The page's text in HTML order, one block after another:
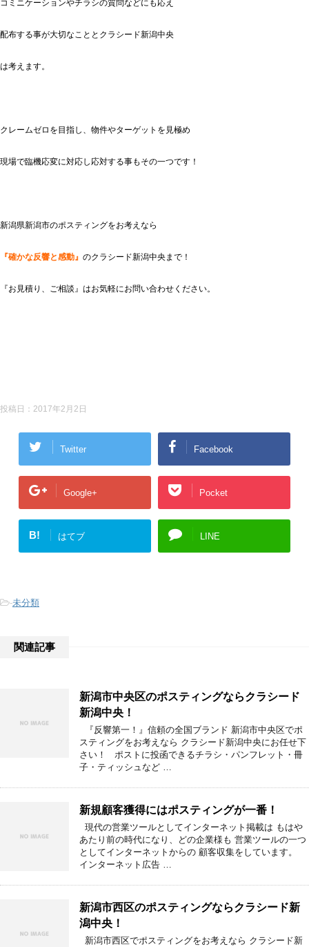
コミニケーションやチラシの質問などにも応え
配布する事が大切なこととクラシード新潟中央
は考えます。
クレームゼロを目指し、物件やターゲットを見極め
現場で臨機応変に対応し応対する事もその一つです！
新潟県新潟市のポスティングをお考えなら
『確かな反響と感動』 のクラシード新潟中央まで！
『お見積り、ご相談』はお気軽にお問い合わせください。
投稿日： 2017年2月2日
Twitter Facebook
Google+ Pocket
B! はてブ LINE
-未分類
関連記事
新潟市中央区のポスティングならクラシード
新潟中央！
『反響第一！』信頼の全国ブランド 新潟市中央区でポ
スティングをお考えなら クラシード新潟中央にお任せ下
さい！ ポストに投函できるチラシ・パンフレット・冊
子・ティッシュなど …
新規顧客獲得にはポスティングが一番！
現代の営業ツールとしてインターネット掲載は もはや
あたり前の時代になり、どの企業様も 営業ツールの一つ
としてインターネットからの 顧客収集をしています。
インターネット広告 …
新潟市西区のポスティングならクラシード新
潟中央！
新潟市西区でポスティングをお考えなら クラシード新